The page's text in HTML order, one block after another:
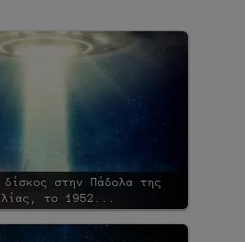
δίσκος στην Πάδολα της
το 1952...